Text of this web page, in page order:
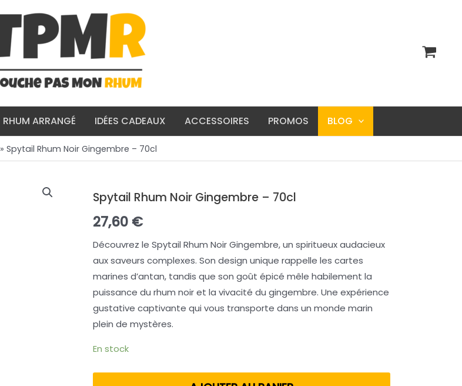
RHUM ARRANGÉ IDÉES CADEAUX ACCESSOIRES PROMOS BLOG
» Spytail Rhum Noir Gingembre – 70cl
Spytail Rhum Noir Gingembre – 70cl
27,60 €
Découvrez le Spytail Rhum Noir Gingembre, un spiritueux audacieux
aux saveurs complexes. Son design unique rappelle les cartes
marines d’antan, tandis que son goût épicé mêle habilement la
puissance du rhum noir et la vivacité du gingembre. Une expérience
gustative captivante qui vous transporte dans un monde marin
plein de mystères.
En stock